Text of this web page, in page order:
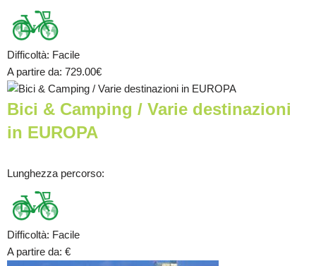
Difficoltà: Facile
A partire da: 729.00€
Bici & Camping / Varie destinazioni
in EUROPA
Lunghezza percorso:
Difficoltà: Facile
A partire da: €